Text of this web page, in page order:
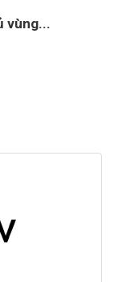
vùng...